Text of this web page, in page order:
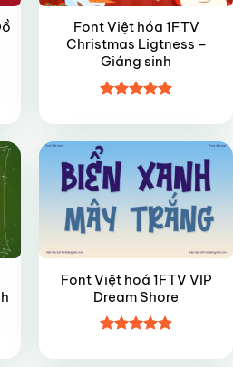
Font Việt hóa 1FTV
Christmas Ligtness –
Giáng sinh
hạng55
sao
Font Việt hoá 1FTV VIP
Dream Shore
hạng4.95